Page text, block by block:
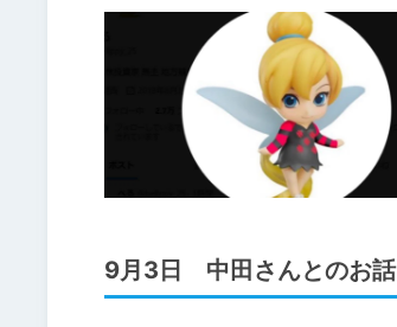
9月3日 中田さんとのお話